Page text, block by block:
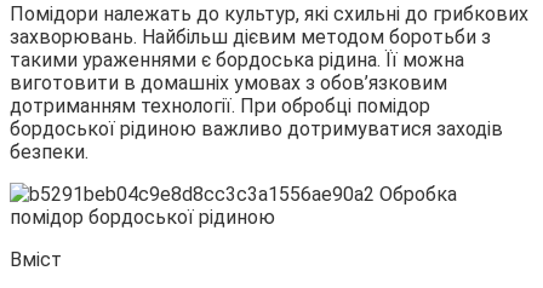
Помідори належать до культур, які схильні до грибкових
захворювань. Найбільш дієвим методом боротьби з
такими ураженнями є бордоська рідина. Її можна
виготовити в домашніх умовах з обов’язковим
дотриманням технології. При обробці помідор
бордоської рідиною важливо дотримуватися заходів
безпеки.
Вміст